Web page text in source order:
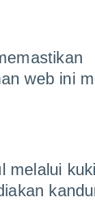
web ini
melaluidari
tentang